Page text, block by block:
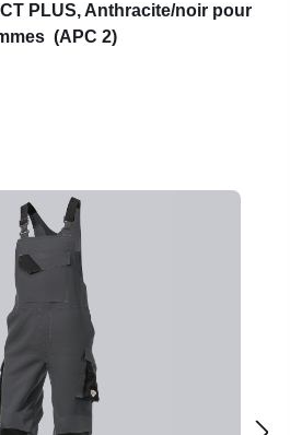
PLUS, Anthracite/noir pour
(APC 2)